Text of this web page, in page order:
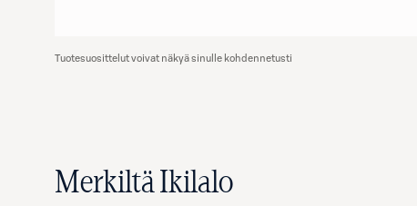
Tuotesuosittelut voivat näkyä sinulle kohdennetusti
Merkiltä Ikilalo